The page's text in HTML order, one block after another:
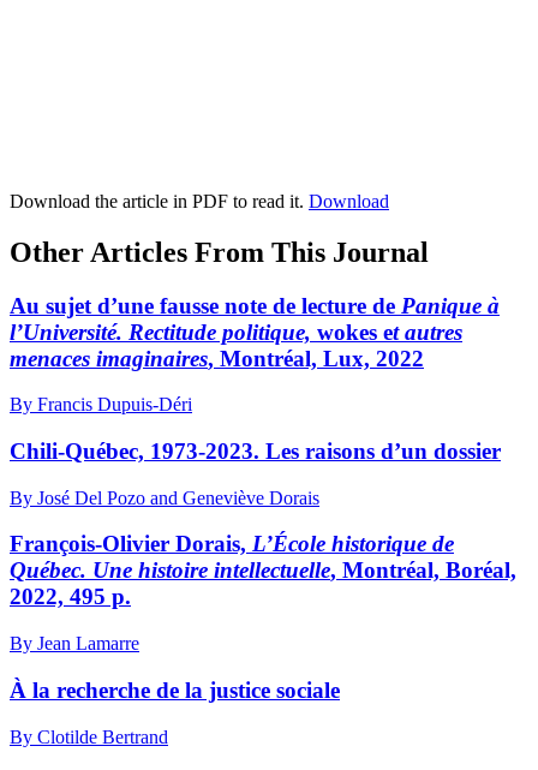
Download the article in PDF to read it. Download
Other Articles From This Journal
Au sujet d’une fausse note de lecture de Panique à
l’Université. Rectitude politique, wokes et autres
menaces imaginaires, Montréal, Lux, 2022
By Francis Dupuis-Déri
Chili‑Québec, 1973‑2023. Les raisons d’un dossier
By José Del Pozo and Geneviève Dorais
François-Olivier Dorais, L’École historique de
Québec. Une histoire intellectuelle, Montréal, Boréal,
2022, 495 p.
By Jean Lamarre
À la recherche de la justice sociale
By Clotilde Bertrand